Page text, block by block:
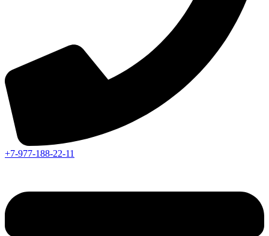
+7-977-188-22-11